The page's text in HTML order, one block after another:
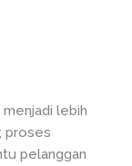
lebih
proses
pelanggan